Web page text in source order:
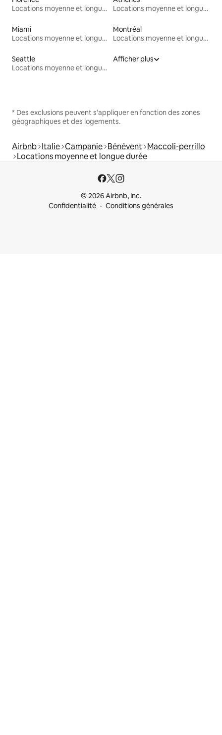
Locations moyenne et longue durée
Locations moyenne et longue durée
Miami
Locations moyenne et longue durée
Montréal
Locations moyenne et longue durée
Seattle
Locations moyenne et longue durée
Afficher plus
* Des exclusions peuvent s'appliquer en fonction des zones
géographiques et des logements.
Airbnb Italie Campanie Bénévent Maccoli-perrillo
Locations moyenne et longue durée
© 2026 Airbnb, Inc.
Confidentialité
Conditions générales